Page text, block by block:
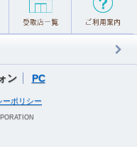
ン PC
ーポリシー